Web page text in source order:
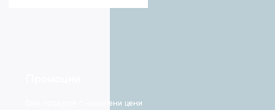
Виж продукти с намалени цени